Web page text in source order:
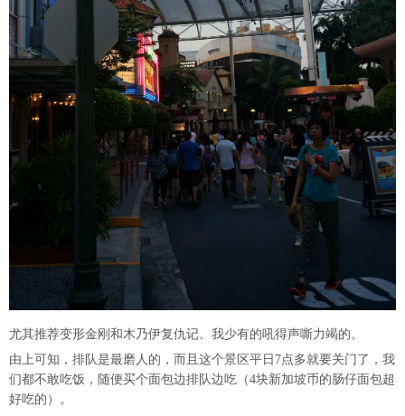
尤其推荐变形金刚和木乃伊复仇记。我少有的吼得声嘶力竭的。
由上可知，排队是最磨人的，而且这个景区平日7点多就要关门了，我
们都不敢吃饭，随便买个面包边排队边吃（4块新加坡币的肠仔面包超
好吃的）。